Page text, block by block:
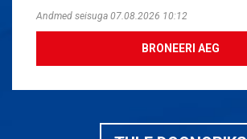
Andmed seisuga 07.08.2026 10:12
BRONEERI AEG